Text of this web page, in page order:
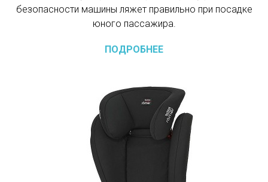
безопасности машины ляжет правильно при посадке
юного пассажира.
ПОДРОБНЕЕ